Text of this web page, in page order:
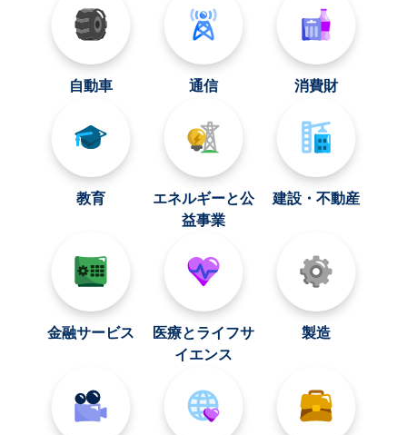
自動車 通信 消費財
教育
エネルギーと公
益事業
建設・不動産
金融サービス
医療とライフサ
イエンス
製造